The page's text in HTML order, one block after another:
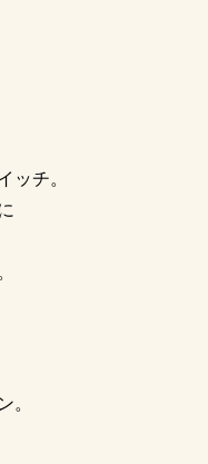
ッチ。
。